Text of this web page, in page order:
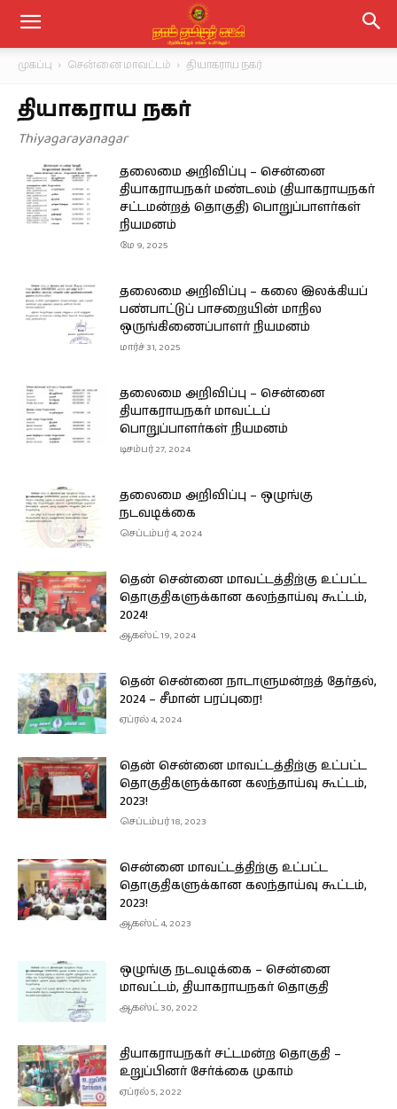
முகப்பு சென்னை மாவட்டம் தியாகராய நகர்
தியாகராய நகர்
Thiyagarayanagar
தலைமை அறிவிப்பு – சென்னை
தியாகராயநகர் மண்டலம் (தியாகராயநகர்
சட்டமன்றத் தொகுதி) பொறுப்பாளர்கள்
நியமனம்
மே 9, 2025
தலைமை அறிவிப்பு – கலை இலக்கியப்
பண்பாட்டுப் பாசறையின் மாநில
ஒருங்கிணைப்பாளர் நியமனம்
மார்ச் 31, 2025
தலைமை அறிவிப்பு – சென்னை
தியாகராயநகர் மாவட்டப்
பொறுப்பாளர்கள் நியமனம்
டிசம்பர் 27, 2024
தலைமை அறிவிப்பு – ஒழுங்கு
நடவடிக்கை
செப்டம்பர் 4, 2024
தென் சென்னை மாவட்டத்திற்கு உட்பட்ட
தொகுதிகளுக்கான கலந்தாய்வு கூட்டம்,
2024!
ஆகஸ்ட் 19, 2024
தென் சென்னை நாடாளுமன்றத் தேர்தல்,
2024 – சீமான் பரப்புரை!
ஏப்ரல் 4, 2024
தென் சென்னை மாவட்டத்திற்கு உட்பட்ட
தொகுதிகளுக்கான கலந்தாய்வு கூட்டம்,
2023!
செப்டம்பர் 18, 2023
சென்னை மாவட்டத்திற்கு உட்பட்ட
தொகுதிகளுக்கான கலந்தாய்வு கூட்டம்,
2023!
ஆகஸ்ட் 4, 2023
ஒழுங்கு நடவடிக்கை – சென்னை
மாவட்டம், தியாகராயநகர் தொகுதி
ஆகஸ்ட் 30, 2022
தியாகராயநகர்‌ சட்டமன்ற தொகுதி –
உறுப்பினர் சேர்க்கை முகாம்
ஏப்ரல் 5, 2022